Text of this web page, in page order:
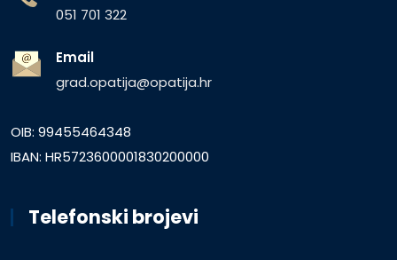
051 701 322
Email
grad.opatija@opatija.hr
OIB: 99455464348
IBAN: HR5723600001830200000
Telefonski brojevi